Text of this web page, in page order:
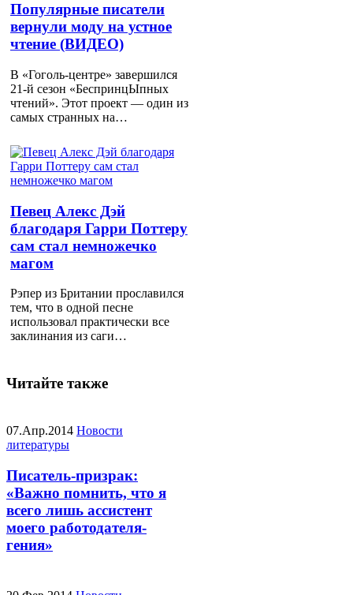
Популярные писатели
вернули моду на устное
чтение (ВИДЕО)
В «Гоголь-центре» завершился
21-й сезон «БеспринцЫпных
чтений». Этот проект — один из
самых странных на…
Певец Алекс Дэй
благодаря Гарри Поттеру
сам стал немножечко
магом
Рэпер из Британии прославился
тем, что в одной песне
использовал практически все
заклинания из саги…
Читайте также
07.Апр.2014 Новости
литературы
Писатель-призрак:
«Важно помнить, что я
всего лишь ассистент
моего работодателя-
гения»